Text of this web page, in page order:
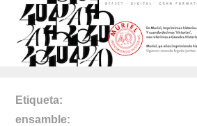
Etiqueta
ensamble